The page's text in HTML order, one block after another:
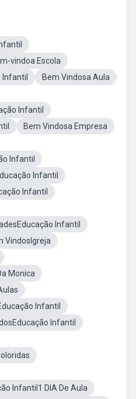
vindoa Escola
Bem Vindosa Aula
Infantil
Bem Vindosa Empresa
Infantil
Infantil
Infantil
Infantil
VindosIgreja
Monica
Infantil
Infantil
Infantil1 DIA De Aula